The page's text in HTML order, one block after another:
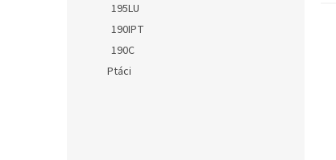
195LU
190IPT
190C
Ptáci